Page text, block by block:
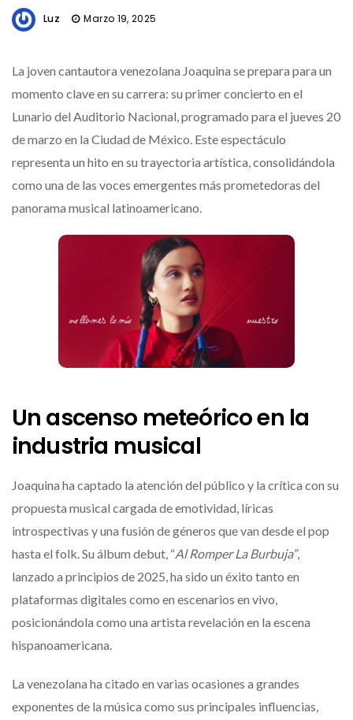
Luz Marzo 19, 2025
La joven cantautora venezolana Joaquina se prepara para un
momento clave en su carrera: su primer concierto en el
Lunario del Auditorio Nacional, programado para el jueves 20
de marzo en la Ciudad de México. Este espectáculo
representa un hito en su trayectoria artística, consolidándola
como una de las voces emergentes más prometedoras del
panorama musical latinoamericano.
Un ascenso meteórico en la
industria musical
Joaquina ha captado la atención del público y la crítica con su
propuesta musical cargada de emotividad, líricas
introspectivas y una fusión de géneros que van desde el pop
hasta el folk. Su álbum debut, “Al Romper La Burbuja”,
lanzado a principios de 2025, ha sido un éxito tanto en
plataformas digitales como en escenarios en vivo,
posicionándola como una artista revelación en la escena
hispanoamericana.
La venezolana ha citado en varias ocasiones a grandes
exponentes de la música como sus principales influencias,